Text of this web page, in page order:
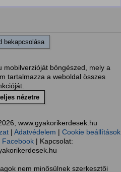
bekapcsolása
mobilverzióját böngészed, mely a
tartalmazza a weboldal összes
nézetre
www.gyakorikerdesek.hu
| Adatvédelem | Cookie beállítások
Facebook | Kapcsolat:
nem minősülnek szerkesztői